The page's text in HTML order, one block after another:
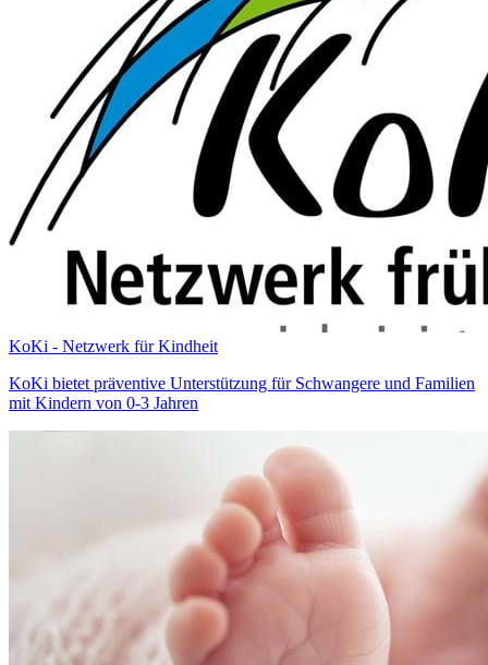
KoKi - Netzwerk für Kindheit
KoKi bietet präventive Unterstützung für Schwangere und Familien
mit Kindern von 0-3 Jahren